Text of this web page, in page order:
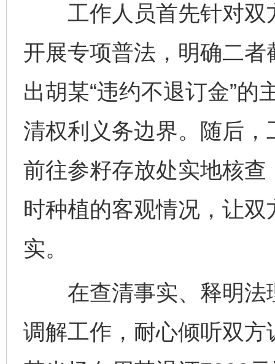
工作人员首先针对双方
开展专项普法，明确二
出胡某“违约不退订金”
清权利义务边界。随后
前往参籽存放处实地核
时种植的客观情况，让
实。
在查清事实、释明法
调解工作，耐心倾听双